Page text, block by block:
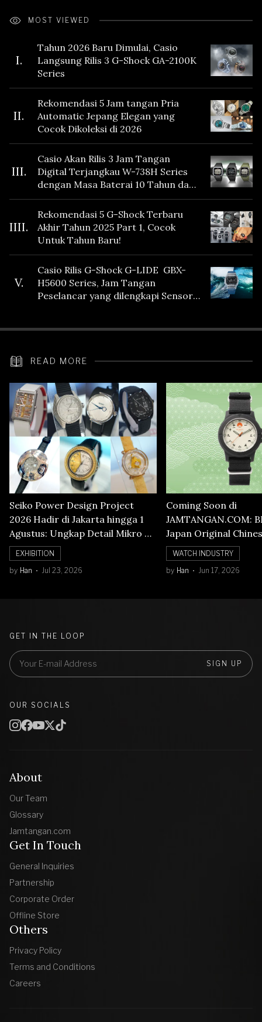
MOST VIEWED
I.
Tahun 2026 Baru Dimulai, Casio
Langsung Rilis 3 G-Shock GA-2100K
Series
II.
Rekomendasi 5 Jam tangan Pria
Automatic Jepang Elegan yang
Cocok Dikoleksi di 2026
III.
Casio Akan Rilis 3 Jam Tangan
Digital Terjangkau W-738H Series
dengan Masa Baterai 10 Tahun dan
Fitur Vibration
IIII.
Rekomendasi 5 G-Shock Terbaru
Akhir Tahun 2025 Part 1, Cocok
Untuk Tahun Baru!
V.
Casio Rilis G-Shock G-LIDE GBX-
H5600 Series, Jam Tangan
Peselancar yang dilengkapi Sensor
READ MORE
Seiko Power Design Project
2026 Hadir di Jakarta hingga 1
Agustus: Ungkap Detail Mikro di
Balik Seni Watchmaking
EXHIBITION
by Han Jul 23, 2026
Coming Soon di
JAMTANGAN.COM:
Japan Original
Numerals Watch
WATCH INDUSTRY
by Han Jun 17, 2026
About
Our Team
Glossary
Jamtangan.com
Get In Touch
General Inquiries
Partnership
Corporate Order
Offline Store
Others
Privacy Policy
Terms and Conditions
Careers
GET IN THE LOOP
SIGN UP
OUR SOCIALS